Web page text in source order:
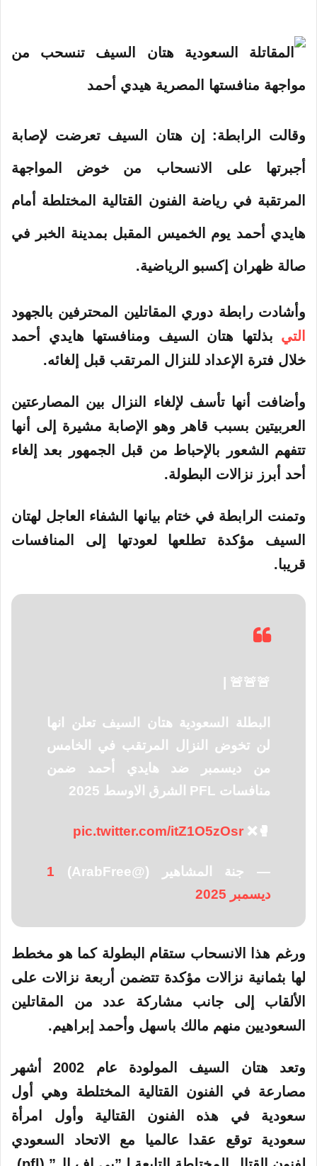
وقالت الرابطة: إن هتان السيف تعرضت لإصابة
أجبرتها على الانسحاب من خوض المواجهة
المرتقبة في رياضة الفنون القتالية المختلطة أمام
هايدي أحمد يوم الخميس المقبل بمدينة الخبر في
صالة ظهران إكسبو الرياضية.
وأشادت رابطة دوري المقاتلين المحترفين بالجهود
التي بذلتها هتان السيف ومنافستها هايدي أحمد
خلال فترة الإعداد للنزال المرتقب قبل إلغائه.
وأضافت أنها تأسف لإلغاء النزال بين المصارعتين
العربيتين بسبب قاهر وهو الإصابة مشيرة إلى أنها
تتفهم الشعور بالإحباط من قبل الجمهور بعد إلغاء
أحد أبرز نزالات البطولة.
وتمنت الرابطة في ختام بيانها الشفاء العاجل لهتان
السيف مؤكدة تطلعها لعودتها إلى المنافسات
قريبا.
🚨🚨🚨 |
البطلة السعودية هتان السيف تعلن انها
لن تخوض النزال المرتقب في الخامس
من ديسمبر ضد هايدي أحمد ضمن
منافسات PFL الشرق الاوسط 2025
🥊❌
pic.twitter.com/itZ1O5zOsr
— جنة المشاهير (@ArabFree)
1
ديسمبر 2025
ورغم هذا الانسحاب ستقام البطولة كما هو مخطط
لها بثمانية نزالات مؤكدة تتضمن أربعة نزالات على
الألقاب إلى جانب مشاركة عدد من المقاتلين
السعوديين منهم مالك باسهل وأحمد إبراهيم.
وتعد هتان السيف المولودة عام 2002 أشهر
مصارعة في الفنون القتالية المختلطة وهي أول
سعودية في هذه الفنون القتالية وأول امرأة
سعودية توقع عقدا عالميا مع الاتحاد السعودي